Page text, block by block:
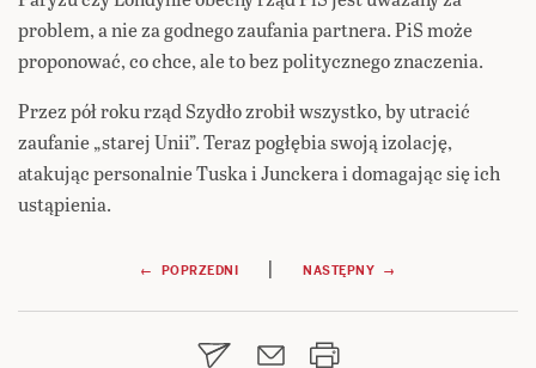
problem, a nie za godnego zaufania partnera. PiS może
proponować, co chce, ale to bez politycznego znaczenia.
Przez pół roku rząd Szydło zrobił wszystko, by utracić
zaufanie „starej Unii”. Teraz pogłębia swoją izolację,
atakując personalnie Tuska i Junckera i domagając się ich
ustąpienia.
Nawigacja
wpisu
← POPRZEDNI | NASTĘPNY →